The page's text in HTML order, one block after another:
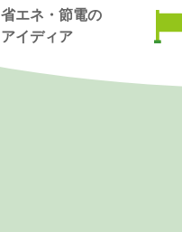
省エネ・節電の
アイディア